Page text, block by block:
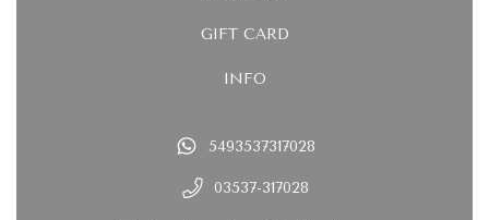
GIFT CARD
INFO
5493537317028
03537-317028